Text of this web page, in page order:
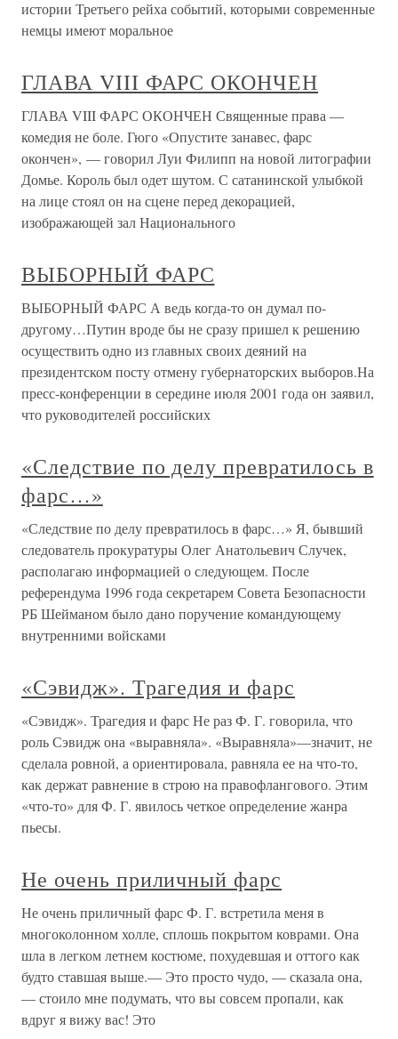
истории Третьего рейха событий, которыми современные
немцы имеют моральное
ГЛАВА VIII ФАРС ОКОНЧЕН
ГЛАВА VIII ФАРС ОКОНЧЕН Священные права —
комедия не боле. Гюго «Опустите занавес, фарс
окончен», — говорил Луи Филипп на новой литографии
Домье. Король был одет шутом. С сатанинской улыбкой
на лице стоял он на сцене перед декорацией,
изображающей зал Национального
ВЫБОРНЫЙ ФАРС
ВЫБОРНЫЙ ФАРС А ведь когда-то он думал по-
другому…Путин вроде бы не сразу пришел к решению
осуществить одно из главных своих деяний на
президентском посту отмену губернаторских выборов.На
пресс-конференции в середине июля 2001 года он заявил,
что руководителей российских
«Следствие по делу превратилось в
фарс…»
«Следствие по делу превратилось в фарс…» Я, бывший
следователь прокуратуры Олег Анатольевич Случек,
располагаю информацией о следующем. После
референдума 1996 года секретарем Совета Безопасности
РБ Шейманом было дано поручение командующему
внутренними войсками
«Сэвидж». Трагедия и фарс
«Сэвидж». Трагедия и фарс Не раз Ф. Г. говорила, что
роль Сэвидж она «выравняла». «Выравняла»—значит, не
сделала ровной, а ориентировала, равняла ее на что-то,
как держат равнение в строю на правофлангового. Этим
«что-то» для Ф. Г. явилось четкое определение жанра
пьесы.
Не очень приличный фарс
Не очень приличный фарс Ф. Г. встретила меня в
многоколонном холле, сплошь покрытом коврами. Она
шла в легком летнем костюме, похудевшая и оттого как
будто ставшая выше.— Это просто чудо, — сказала она,
— стоило мне подумать, что вы совсем пропали, как
вдруг я вижу вас! Это